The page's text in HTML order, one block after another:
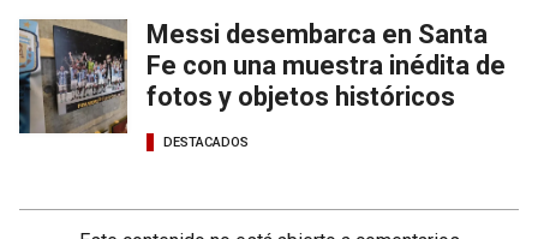
Messi desembarca en Santa
Fe con una muestra inédita de
fotos y objetos históricos
DESTACADOS